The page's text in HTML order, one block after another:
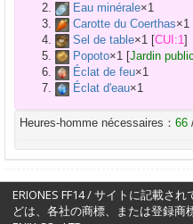
Eau minérale×1
Carotte du Coerthas×1
Sel de table×1 [CUI:1]
Popoto×1 [Jardin
Éclat de feu×1
Éclat d'eau×1
Heures-homme nécessaires： 66
ERIONES FF14 / サイトに記載さ
どは、各社の商標、または登録商